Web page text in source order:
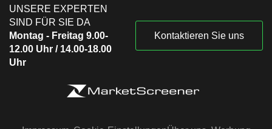
UNSERE EXPERTEN
SIND FÜR SIE DA
Montag - Freitag 9.00-
12.00 Uhr / 14.00-18.00
Uhr
Kontaktieren Sie uns